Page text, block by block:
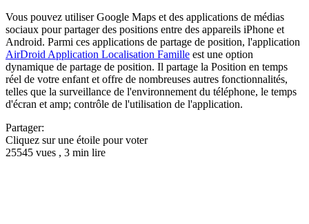
Vous pouvez utiliser Google Maps et des applications de médias
sociaux pour partager des positions entre des appareils iPhone et
Android. Parmi ces applications de partage de position, l'application
AirDroid Application Localisation Famille est une option
dynamique de partage de position. Il partage la Position en temps
réel de votre enfant et offre de nombreuses autres fonctionnalités,
telles que la surveillance de l'environnement du téléphone, le temps
d'écran et amp; contrôle de l'utilisation de l'application.
Partager:
Cliquez sur une étoile pour voter
25545 vues , 3 min lire